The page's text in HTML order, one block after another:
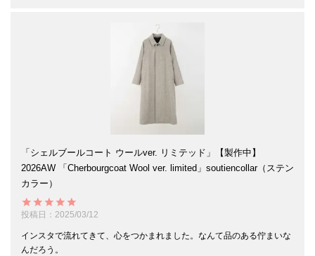
「シェルブールコート ウールver. リミテッド」【製作中】
2026AW 「Cherbourgcoat Wool ver. limited」soutiencollar（ステン
カラー）
投稿日 2025/03/12
インスタで流れてきて、心をつかまれました。なんて品のある佇まいな
んだろう。